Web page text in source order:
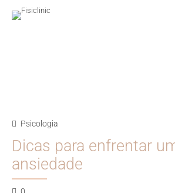
Psicologia
Dicas para enfrentar
ansiedade